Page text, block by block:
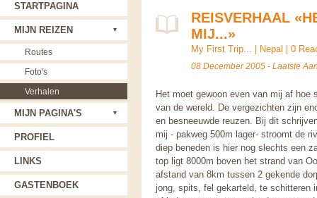
REISVERHAAL
MIJ...»
My First Trip... Nepal 0
08 December 2005 - Laatste
Het moet gewoon even van mij af
van de wereld. De vergezichten zijn
en besneeuwde reuzen. Bij dit
mij - pakweg 500m lager- stroomt de
diep beneden is hier nog slechts een
top ligt 8000m boven het strand van
afstand van 8km tussen 2 gekende
jong, spits, fel gekarteld, te schitteren
STARTPAGINA
MIJN REIZEN
Routes
Foto's
Verhalen
MIJN PAGINA'S
PROFIEL
LINKS
GASTENBOEK